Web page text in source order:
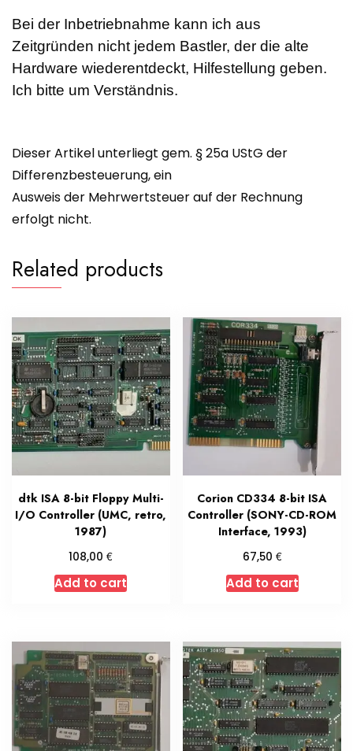
Bei der Inbetriebnahme kann ich aus
Zeitgründen nicht jedem Bastler, der die alte
Hardware wiederentdeckt, Hilfestellung geben.
Ich bitte um Verständnis.
Dieser Artikel unterliegt gem. § 25a UStG der
Differenzbesteuerung, ein
Ausweis der Mehrwertsteuer auf der Rechnung
erfolgt nicht.
Related products
dtk ISA 8-bit Floppy Multi-
I/O Controller (UMC, retro,
1987)
108,00€
Add to cart
Corion CD334 8-bit ISA
Controller (SONY-CD-ROM
Interface, 1993)
67,50 €
Add to cart